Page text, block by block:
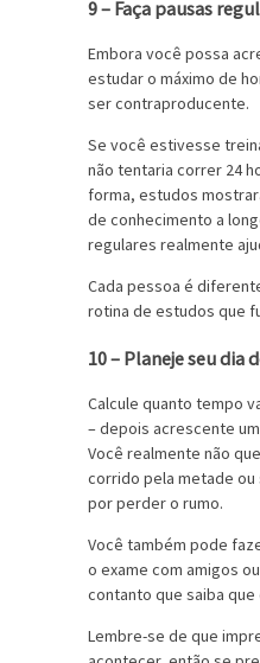
9 – Faça pausas
Embora você possa
estudar o máximo de
ser contraproducente.
Se você estivesse
não tentaria correr 24
forma, estudos
de conhecimento a
regulares realmente
Cada pessoa é
rotina de estudos que
10 – Planeje seu dia
Calcule quanto tempo
– depois acrescente
Você realmente não
corrido pela metade
por perder o rumo.
Você também pode
o exame com amigos
contanto que saiba
Lembre-se de que